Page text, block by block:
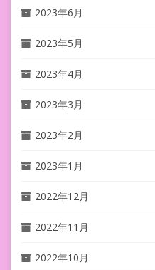
2023年6月
2023年5月
2023年4月
2023年3月
2023年2月
2023年1月
2022年12月
2022年11月
2022年10月